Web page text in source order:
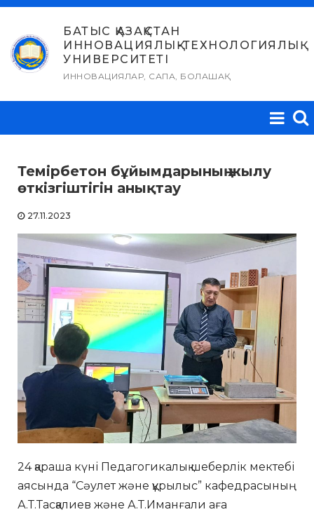
Skip
content
БАТЫС ҚАЗАҚСТАН
ИННОВАЦИЯЛЫҚ-ТЕХНОЛОГИЯЛЫҚ
УНИВЕРСИТЕТІ
ИННОВАЦИЯЛАР, САПА, БОЛАШАҚ
Темірбетон бұйымдарының жылу
өткізгіштігін анықтау
27.11.2023
24 қараша күні Педагогикалық шеберлік мектебі
аясында “Сәулет және құрылыс” кафедрасының
А.Т.Тасқалиев және А.Т.Иманғали аға